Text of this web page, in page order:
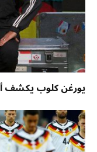
يورغن كلوب يكشف